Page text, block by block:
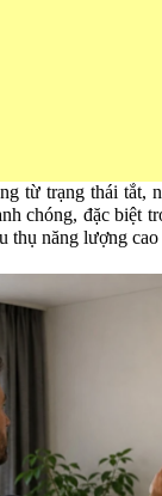
từ trạng thái tắt,
chóng, đặc biệt
thụ năng lượng cao